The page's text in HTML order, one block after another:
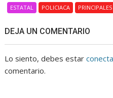
ESTATAL POLICIACA PRINCIPALES
DEJA UN COMENTARIO
Lo siento, debes estar
comentario.